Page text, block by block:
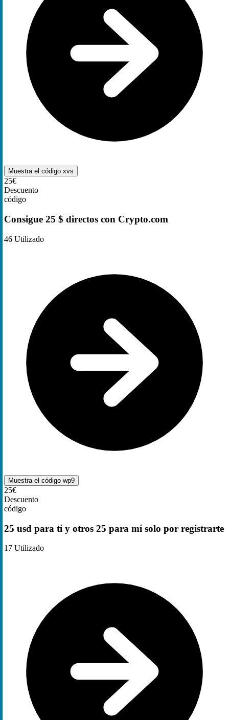
Muestra el código xvs
25€
Descuento
código
Consigue 25 $ directos con Crypto.com
46 Utilizado
Muestra el código wp9
25€
Descuento
código
25 usd para tí y otros 25 para mí solo por registrarte
17 Utilizado